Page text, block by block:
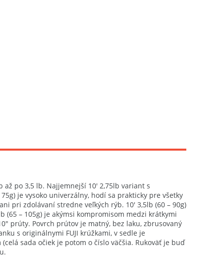
až po 3,5 lb. Najjemnejší 10' 2,75lb variant s
je vysoko univerzálny, hodí sa prakticky pre všetky
pri zdolávaní stredne veľkých rýb. 10′ 3,5lb (60 – 90g)
– 105g) je akýmsi kompromisom medzi krátkymi
prúty. Povrch prútov je matný, bez laku, zbrusovaný
s originálnymi FUJI krúžkami, v sedle je
sada očiek je potom o číslo väčšia. Rukoväť je buď